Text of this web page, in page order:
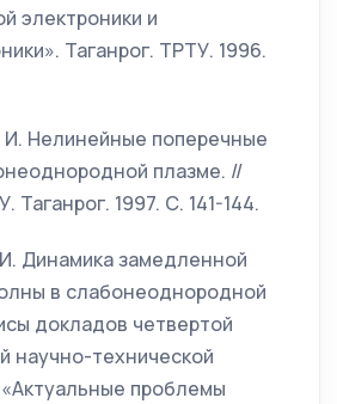
электроники и
Таганрог. ТРТУ. 1996.
Нелинейные поперечные
плазме. //
Таганрог. 1997. С. 141-144.
Динамика замедленной
в слабонеоднородной
докладов четвертой
научно-технической
проблемы